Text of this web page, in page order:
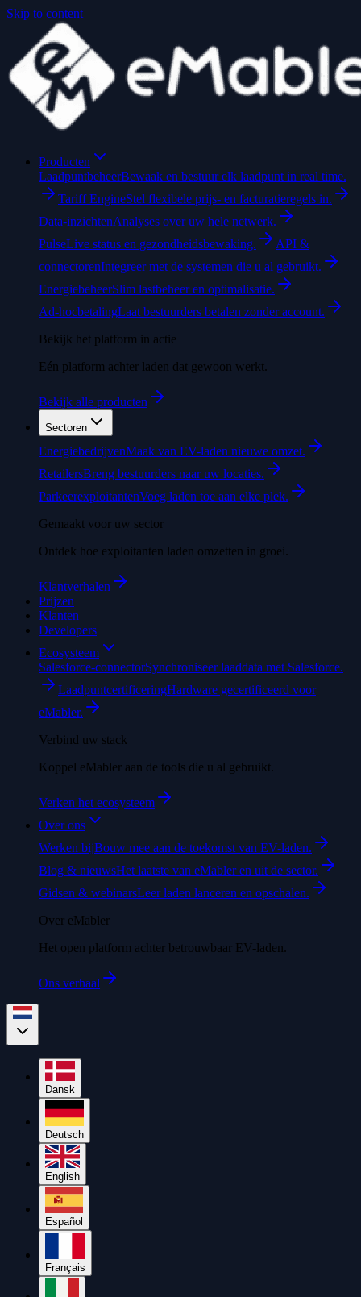
Skip to content
Producten
LaadpuntbeheerBewaak en bestuur elk laadpunt in real time.
Tariff EngineStel flexibele prijs- en facturatieregels in.
Data-inzichtenAnalyses over uw hele netwerk.
PulseLive status en gezondheidsbewaking.
API &
connectorenIntegreer met de systemen die u al gebruikt.
EnergiebeheerSlim lastbeheer en optimalisatie.
Ad-hocbetalingLaat bestuurders betalen zonder account.
Bekijk het platform in actie
Eén platform achter laden dat gewoon werkt.
Bekijk alle producten
Sectoren
EnergiebedrijvenMaak van EV-laden nieuwe omzet.
RetailersBreng bestuurders naar uw locaties.
ParkeerexploitantenVoeg laden toe aan elke plek.
Gemaakt voor uw sector
Ontdek hoe exploitanten laden omzetten in groei.
Klantverhalen
Prijzen
Klanten
Developers
Ecosysteem
Salesforce-connectorSynchroniseer laaddata met Salesforce.
LaadpuntcertificeringHardware gecertificeerd voor
eMabler.
Verbind uw stack
Koppel eMabler aan de tools die u al gebruikt.
Verken het ecosysteem
Over ons
Werken bijBouw mee aan de toekomst van EV-laden.
Blog & nieuwsHet laatste van eMabler en uit de sector.
Gidsen & webinarsLeer laden lanceren en opschalen.
Over eMabler
Het open platform achter betrouwbaar EV-laden.
Ons verhaal
Dansk
Deutsch
English
Español
Français